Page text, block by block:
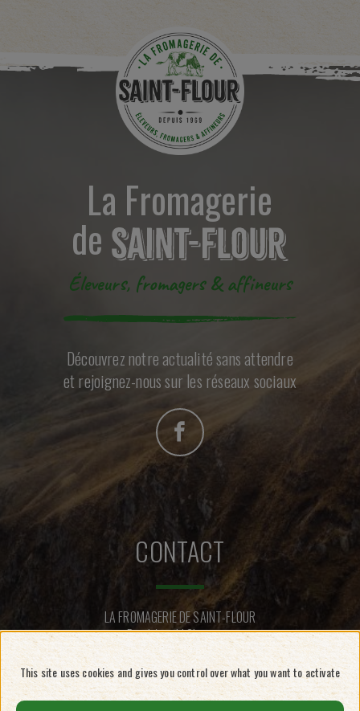
La Fromagerie
de
Éleveurs, fromagers & affineurs
Découvrez notre actualité sans attendre
et rejoignez-nous sur les réseaux sociaux
CONTACT
LA FROMAGERIE DE SAINT-FLOUR
Rue Léopold Chastang
15100 SAINT-FLOUR
CONTACTEZ-NOUS
This site uses cookies and gives you control over what you want to activate